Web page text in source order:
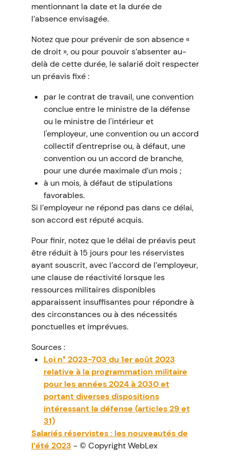
mentionnant la date et la durée de
l’absence envisagée.
Notez que pour prévenir de son absence «
de droit », ou pour pouvoir s’absenter au-
delà de cette durée, le salarié doit respecter
un préavis fixé :
par le contrat de travail, une convention
conclue entre le ministre de la défense
ou le ministre de l'intérieur et
l'employeur, une convention ou un accord
collectif d'entreprise ou, à défaut, une
convention ou un accord de branche,
pour une durée maximale d’un mois ;
à un mois, à défaut de stipulations
favorables.
Si l’employeur ne répond pas dans ce délai,
son accord est réputé acquis.
Pour finir, notez que le délai de préavis peut
être réduit à 15 jours pour les réservistes
ayant souscrit, avec l’accord de l’employeur,
une clause de réactivité lorsque les
ressources militaires disponibles
apparaissent insuffisantes pour répondre à
des circonstances ou à des nécessités
ponctuelles et imprévues.
Sources :
Loi n° 2023-703 du 1er août 2023
relative à la programmation militaire
pour les années 2024 à 2030 et
portant diverses dispositions
intéressant la défense (articles 29 et
31)
Salariés réservistes : les nouveautés de
l’été 2023 - © Copyright WebLex